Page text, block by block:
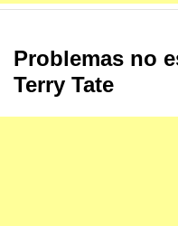
Problemas no
Terry Tate